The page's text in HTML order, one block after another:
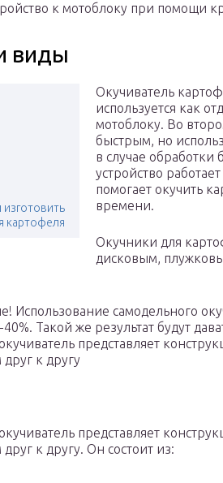
к мотоблоку при помощи
виды
картофеля
Окучиватель
используется как
мотоблоку. Во
быстрым, но
в случае обработки
устройство
помогает окучить
времени.
Окучники для
дисковым,
Использование самодельного
Такой же результат будут
представляет
к другу
представляет
к другу. Он состоит из: